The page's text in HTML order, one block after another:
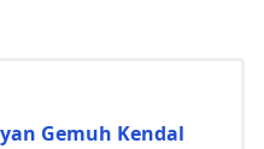
Gemuh Kendal